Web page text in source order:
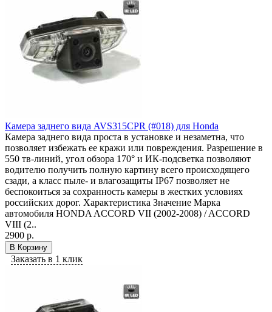
Камера заднего вида AVS315CPR (#018) для Honda
Камера заднего вида проста в установке и незаметна, что
позволяет избежать ее кражи или повреждения. Разрешение в
550 тв-линий, угол обзора 170° и ИК-подсветка позволяют
водителю получить полную картину всего происходящего
сзади, а класс пыле- и влагозащиты IP67 позволяет не
беспокоиться за сохранность камеры в жестких условиях
российских дорог. Характеристика Значение Марка
автомобиля HONDA ACCORD VII (2002-2008) / ACCORD
VIII (2..
2900 р.
В Корзину
Заказать в 1 клик